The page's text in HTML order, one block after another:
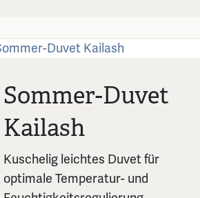
Sommer-Duvet
Kailash
Kuschelig leichtes Duvet für
optimale Temperatur- und